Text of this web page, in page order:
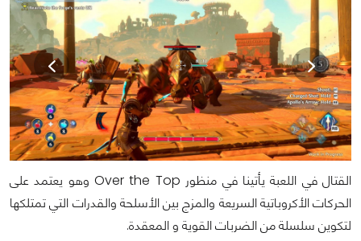
القتال في اللعبة يأتينا في منظور Over the Top وهو يعتمد على
الحركات الأكروباتية السريعة والمزج بين الأسلحة والقدرات التي تمتلكها
لتكوين سلسلة من الضربات القوية و المعقدة.